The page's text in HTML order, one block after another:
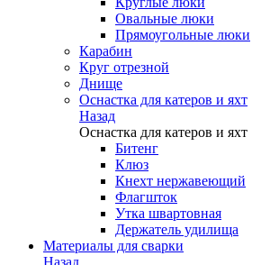
Овальные люки
Прямоугольные люки
Карабин
Круг отрезной
Днище
Оснастка для катеров и яхт
Назад
Оснастка для катеров и яхт
Битенг
Клюз
Кнехт нержавеющий
Флагшток
Утка швартовная
Держатель удилища
Материалы для сварки
Назад